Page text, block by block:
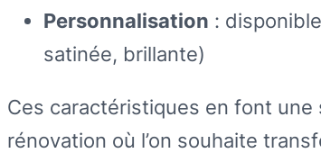
Personnalisation :
satinée, brillante)
Ces caractéristiques en font
rénovation où l’on souhaite